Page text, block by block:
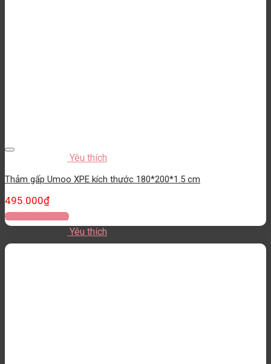
Yêu thích
Thảm gấp Umoo XPE kích thước 180*200*1.5 cm
495.000₫
Thêm vào giỏ hàng
Yêu thích